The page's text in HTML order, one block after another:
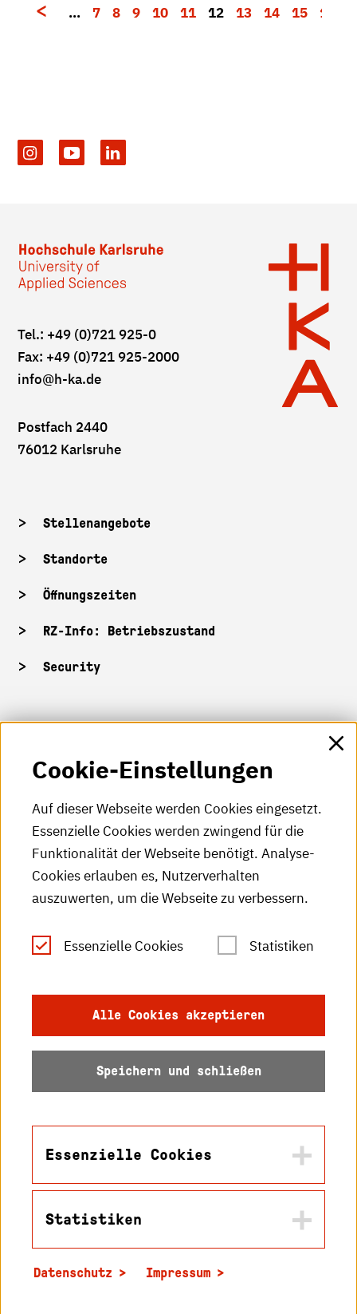
… 7 8 9 10 11 12 13 14 15 16
Tel.: +49 (0)721 925-0
Fax: +49 (0)721 925-2000
info@h-ka.de
Postfach 2440
76012 Karlsruhe
Stellenangebote
Standorte
Öffnungszeiten
RZ-Info: Betriebszustand
Security
HKA-Shop
HKA-Videos
HKA-Podcast
HKA-Publikationen
RSS-Feed
Leichte Sprache
Datenschutz
Barrierefreiheit
Karlsruhe
Cookie-Einstellungen
Auf dieser Webseite werden Cookies eingesetzt.
Essenzielle Cookies werden zwingend für die
Funktionalität der Webseite benötigt. Analyse-
Cookies erlauben es, Nutzerverhalten
auszuwerten, um die Webseite zu verbessern.
Essenzielle Cookies Statistiken
Alle Cookies akzeptieren
Speichern und schließen
Essenzielle Cookies
in2cookiemodal-selection
Statistiken
Datenschutz Impressum